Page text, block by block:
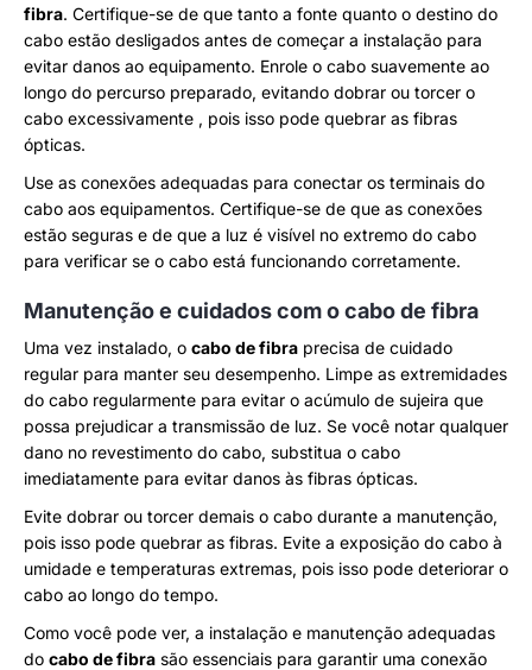
fibra. Certifique-se de que tanto a fonte quanto o destino do
cabo estão desligados antes de começar a instalação para
evitar danos ao equipamento. Enrole o cabo suavemente ao
longo do percurso preparado, evitando dobrar ou torcer o
cabo excessivamente , pois isso pode quebrar as fibras
ópticas.
Use as conexões adequadas para conectar os terminais do
cabo aos equipamentos. Certifique-se de que as conexões
estão seguras e de que a luz é visível no extremo do cabo
para verificar se o cabo está funcionando corretamente.
Manutenção e cuidados com o cabo de fibra
Uma vez instalado, o cabo de fibra precisa de cuidado
regular para manter seu desempenho. Limpe as extremidades
do cabo regularmente para evitar o acúmulo de sujeira que
possa prejudicar a transmissão de luz. Se você notar qualquer
dano no revestimento do cabo, substitua o cabo
imediatamente para evitar danos às fibras ópticas.
Evite dobrar ou torcer demais o cabo durante a manutenção,
pois isso pode quebrar as fibras. Evite a exposição do cabo à
umidade e temperaturas extremas, pois isso pode deteriorar o
cabo ao longo do tempo.
Como você pode ver, a instalação e manutenção adequadas
do cabo de fibra são essenciais para garantir uma conexão